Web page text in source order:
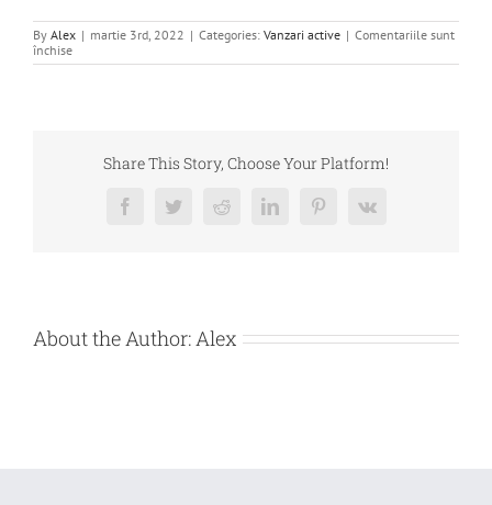
By Alex | martie 3rd, 2022 | Categories: Vanzari active | Comentariile sunt
închisepentru
DE
BUILDINGShare This Story, Choose Your Platform!
FacebookTwitterRedditLinkedInPinterest
Vk
About the Author: Alex